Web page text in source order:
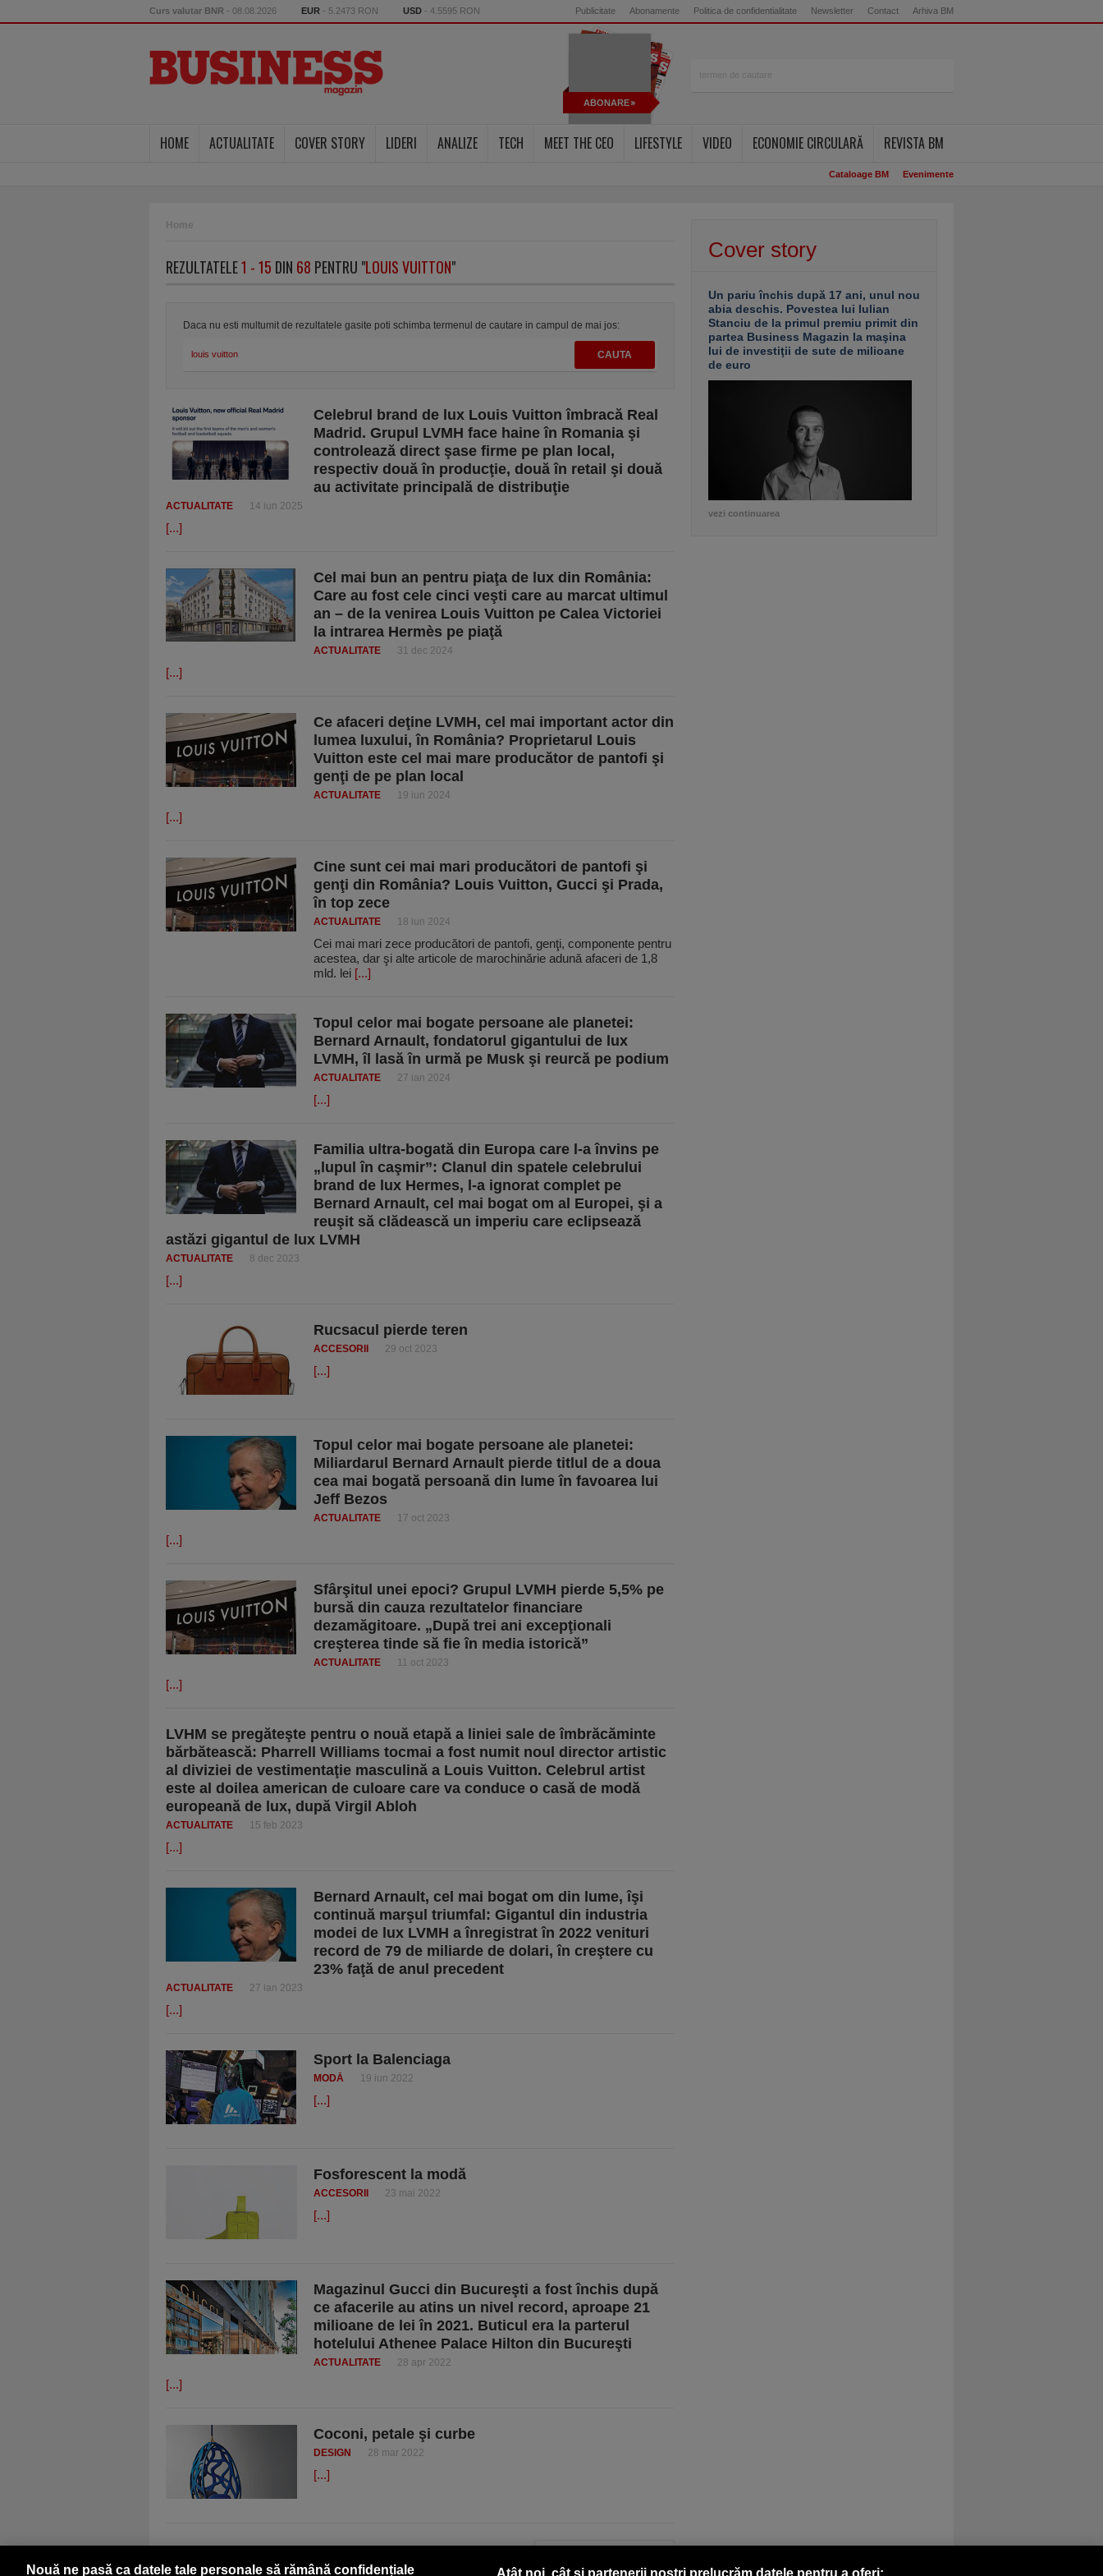
Curs valutar BNR - 08.08.2026 EUR - 5.2473 RON USD - 4.5595 RON Publicitate Abonamente Politica de confidentialitate Newsletter Contact Arhiva BM
ABONARE
HOME ACTUALITATE COVER STORY LIDERI ANALIZE TECH MEET THE CEO LIFESTYLE VIDEO ECONOMIE CIRCULARĂ REVISTA BM
Cataloage BM Evenimente
Home
REZULTATELE1 - 15 DIN 68 PENTRU "LOUIS VUITTON"
Daca nu esti multumit de rezultatele gasite poti schimba termenul de cautare in campul de mai jos:
Celebrul brand de lux Louis Vuitton îmbracă Real
Madrid. Grupul LVMH face haine în Romania şi
controlează direct şase firme pe plan local,
respectiv două în producţie, două în retail şi două
au activitate principală de distribuţie
ACTUALITATE 14 iun 2025
[...]
Cel mai bun an pentru piaţa de lux din România:
Care au fost cele cinci veşti care au marcat ultimul
an – de la venirea Louis Vuitton pe Calea Victoriei
la intrarea Hermès pe piaţă
ACTUALITATE 31 dec 2024
[...]
Ce afaceri deţine LVMH, cel mai important actor din
lumea luxului, în România? Proprietarul Louis
Vuitton este cel mai mare producător de pantofi şi
genţi de pe plan local
ACTUALITATE 19 iun 2024
[...]
Cine sunt cei mai mari producători de pantofi şi
genţi din România? Louis Vuitton, Gucci şi Prada,
în top zece
ACTUALITATE 18 iun 2024
Cei mai mari zece producători de pantofi, genţi, componente pentru
acestea, dar şi alte articole de marochinărie adună afaceri de 1,8
mld. lei [...]
Topul celor mai bogate persoane ale planetei:
Bernard Arnault, fondatorul gigantului de lux
LVMH, îl lasă în urmă pe Musk şi reurcă pe podium
ACTUALITATE 27 ian 2024
[...]
Familia ultra-bogată din Europa care l-a învins pe
„lupul în caşmir”: Clanul din spatele celebrului
brand de lux Hermes, l-a ignorat complet pe
Bernard Arnault, cel mai bogat om al Europei, şi a
reuşit să clădească un imperiu care eclipsează
astăzi gigantul de lux LVMH
ACTUALITATE 8 dec 2023
[...]
Rucsacul pierde teren
ACCESORII 29 oct 2023
[...]
Topul celor mai bogate persoane ale planetei:
Miliardarul Bernard Arnault pierde titlul de a doua
cea mai bogată persoană din lume în favoarea lui
Jeff Bezos
ACTUALITATE 17 oct 2023
[...]
Sfârşitul unei epoci? Grupul LVMH pierde 5,5% pe
bursă din cauza rezultatelor financiare
dezamăgitoare. „După trei ani excepţionali
creşterea tinde să fie în media istorică”
ACTUALITATE 11 oct 2023
[...]
LVHM se pregăteşte pentru o nouă etapă a liniei sale de îmbrăcăminte
bărbătească: Pharrell Williams tocmai a fost numit noul director artistic
al diviziei de vestimentaţie masculină a Louis Vuitton. Celebrul artist
este al doilea american de culoare care va conduce o casă de modă
europeană de lux, după Virgil Abloh
ACTUALITATE 15 feb 2023
[...]
Bernard Arnault, cel mai bogat om din lume, îşi
continuă marşul triumfal: Gigantul din industria
modei de lux LVMH a înregistrat în 2022 venituri
record de 79 de miliarde de dolari, în creştere cu
23% faţă de anul precedent
ACTUALITATE 27 ian 2023
[...]
Sport la Balenciaga
MODĂ 19 iun 2022
[...]
Fosforescent la modă
ACCESORII 23 mai 2022
[...]
Magazinul Gucci din Bucureşti a fost închis după
ce afacerile au atins un nivel record, aproape 21
milioane de lei în 2021. Buticul era la parterul
hotelului Athenee Palace Hilton din Bucureşti
ACTUALITATE 28 apr 2022
[...]
Coconi, petale şi curbe
DESIGN 28 mar 2022
[...]
Cover story
Un pariu închis după 17 ani, unul nou
abia deschis. Povestea lui Iulian
Stanciu de la primul premiu primit din
partea Business Magazin la maşina
lui de investiţii de sute de milioane
de euro
vezi continuarea
Nouă ne pasă ca datele tale personale să rămână confidențiale Atât noi, cât și partenerii noștri prelucrăm datele pentru a oferi: